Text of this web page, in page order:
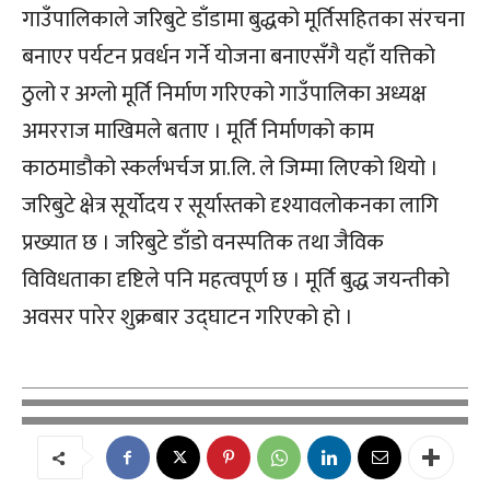
गाउँपालिकाले जरिबुटे डाँडामा बुद्धको मूर्तिसहितका संरचना
बनाएर पर्यटन प्रवर्धन गर्ने योजना बनाएसँगै यहाँ यत्तिको
ठुलो र अग्लो मूर्ति निर्माण गरिएको गाउँपालिका अध्यक्ष
अमरराज माखिमले बताए । मूर्ति निर्माणको काम
काठमाडौको स्कर्लभर्चज प्रा.लि. ले जिम्मा लिएको थियो ।
जरिबुटे क्षेत्र सूर्योदय र सूर्यास्तको दृश्यावलोकनका लागि
प्रख्यात छ । जरिबुटे डाँडो वनस्पतिक तथा जैविक
विविधताका दृष्टिले पनि महत्वपूर्ण छ । मूर्ति बुद्ध जयन्तीको
अवसर पारेर शुक्रबार उद्घाटन गरिएको हो ।